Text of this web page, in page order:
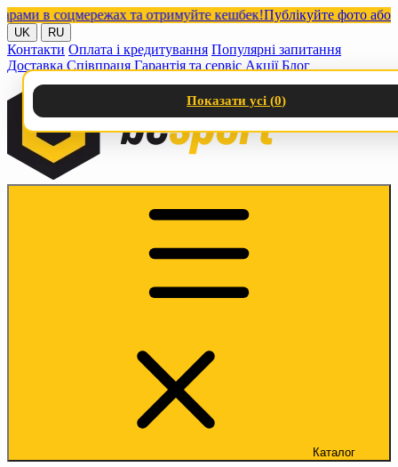
в соцмережах та отримуйте кешбек!Публікуйте фото або
UK RU
Контакти Оплата і кредитування Популярні запитання
Доставка Співпраця Гарантія та сервіс Акції Блог
Каталог
Показати усі (0)